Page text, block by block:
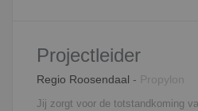
Projectleider
Regio Roosendaal - Propylon